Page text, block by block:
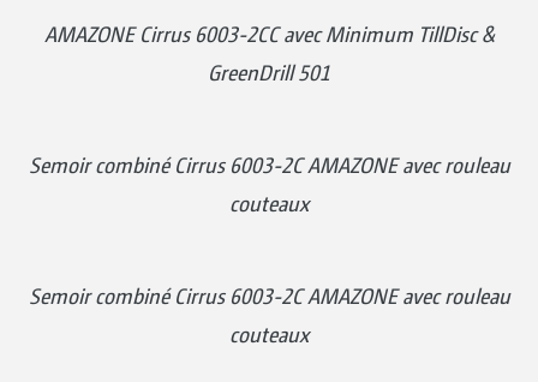
AMAZONE Cirrus 6003-2CC avec Minimum TillDisc &
GreenDrill 501
Semoir combiné Cirrus 6003-2C AMAZONE avec rouleau
couteaux
Semoir combiné Cirrus 6003-2C AMAZONE avec rouleau
couteaux